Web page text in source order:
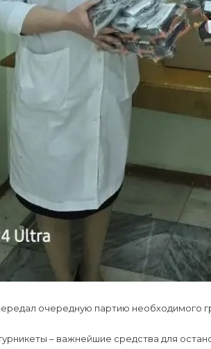
очередную партию необходимого
– важнейшие средства для